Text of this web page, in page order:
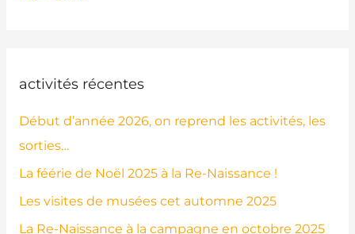
activités récentes
Début d’année 2026, on reprend les activités, les
sorties…
La féérie de Noël 2025 à la Re-Naissance !
Les visites de musées cet automne 2025
La Re-Naissance à la campagne en octobre 2025